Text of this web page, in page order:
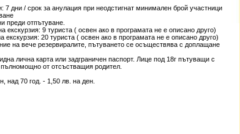
дни / срок за анулация при неодстигнат минимален брой участници
преди отпътуване.
9 туриста ( освен ако в програмата не е описано друго)
20 туриста ( освен ако в програмата не е описано друго)
на вече резервиралите, пътуването се осъществява с доплащане
лична карта или задграничен паспорт. Лице под 18г пътуващи с
от отсъстващия родител.
над 70 год. - 1,50 лв. на ден.